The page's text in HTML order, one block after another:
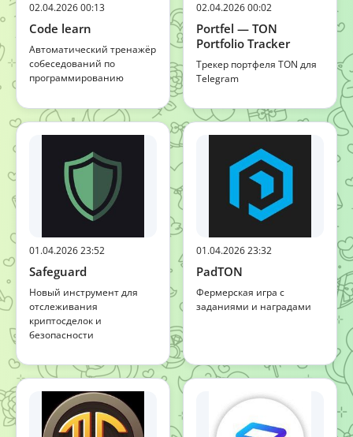
02.04.2026 00:13
Code learn
Автоматический тренажёр
собеседований по
программированию
02.04.2026 00:02
Portfel — TON
Portfolio Tracker
Трекер портфеля TON для
Telegram
01.04.2026 23:52
Safeguard
Новый инструмент для
отслеживания
криптосделок и
безопасности
01.04.2026 23:32
PadTON
Фермерская игра с
заданиями и наградами